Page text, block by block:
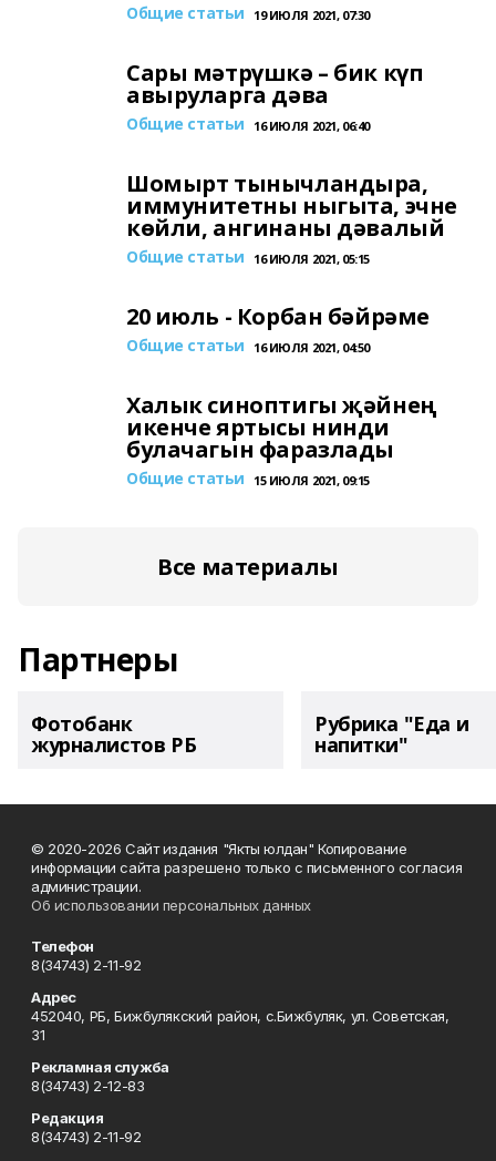
Общие статьи 19 ИЮЛЯ 2021, 07:30
Сары мәтрүшкә – бик күп
авыруларга дәва
Общие статьи 16 ИЮЛЯ 2021, 06:40
Шомырт тынычландыра,
иммунитетны ныгыта, эчне
көйли, ангинаны дәвалый
Общие статьи 16 ИЮЛЯ 2021, 05:15
20 июль - Корбан бәйрәме
Общие статьи 16 ИЮЛЯ 2021, 04:50
Халык синоптигы җәйнең
икенче яртысы нинди
булачагын фаразлады
Общие статьи 15 ИЮЛЯ 2021, 09:15
Все материалы
Партнеры
Фотобанк
журналистов РБ
Рубрика "Еда и
напитки"
© 2020-2026 Сайт издания "Якты юлдан" Копирование
информации сайта разрешено только с письменного согласия
администрации.
Об использовании персональных данных
Телефон
8(34743) 2-11-92
Адрес
452040, РБ, Бижбулякский район, с.Бижбуляк, ул. Советская,
31
Рекламная служба
8(34743) 2-12-83
Редакция
8(34743) 2-11-92